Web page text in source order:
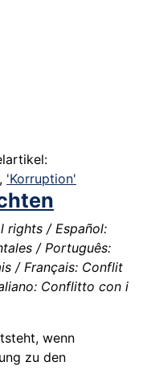
, 'Korruption'
rights / Español:
/ Português:
/ Français: Conflit
Conflitto con i
wenn
zu den